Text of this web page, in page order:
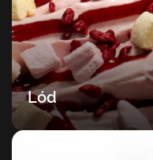
Lód